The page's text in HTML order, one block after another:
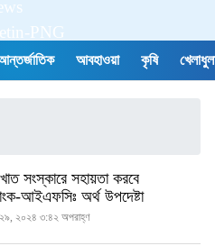
আবহাওয়া কৃষি
সংস্কারে সহায়তা করবে
আইএফসিঃ অর্থ উপদেষ্টা
২৯, ২০২৪ ৩:৪২ অপরাহ্ণ